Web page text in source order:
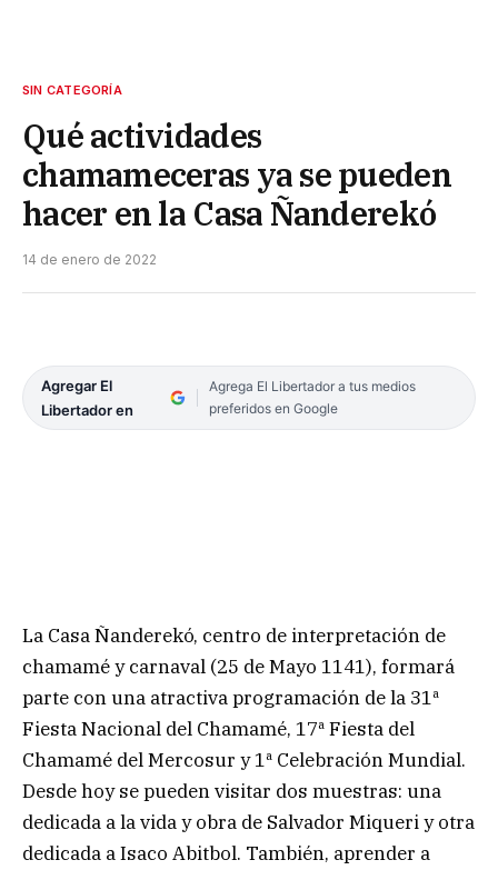
SIN CATEGORÍA
Qué actividades
chamameceras ya se pueden
hacer en la Casa Ñanderekó
14 de enero de 2022
Agregar El
Libertador en
Agrega El Libertador a tus medios
preferidos en Google
La Casa Ñanderekó, centro de interpretación de
chamamé y carnaval (25 de Mayo 1141), formará
parte con una atractiva programación de la 31ª
Fiesta Nacional del Chamamé, 17ª Fiesta del
Chamamé del Mercosur y 1ª Celebración Mundial.
Desde hoy se pueden visitar dos muestras: una
dedicada a la vida y obra de Salvador Miqueri y otra
dedicada a Isaco Abitbol. También, aprender a